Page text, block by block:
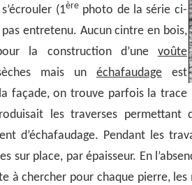
(1èrephoto de la série ci-
pas entretenu. Aucun cintre en bois,
la construction d’une voûte
mais un échafaudageest
façade, on trouve parfois la trace
les traverses permettant
d’échafaudage. Pendant les
sur place, par épaisseur. En
à chercher pour chaque pierre, les